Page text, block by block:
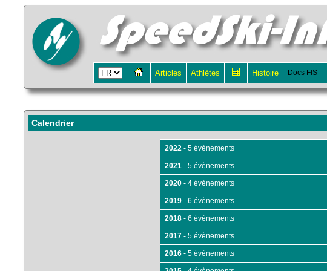
Articles Athlètes Histoire Docs FIS
Calendrier
2022 - 5 évènements
2021 - 5 évènements
2020 - 4 évènements
2019 - 6 évènements
2018 - 6 évènements
2017 - 5 évènements
2016 - 5 évènements